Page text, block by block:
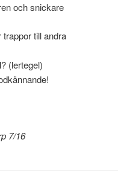
och snickare
till andra
(lertegel)
7/16